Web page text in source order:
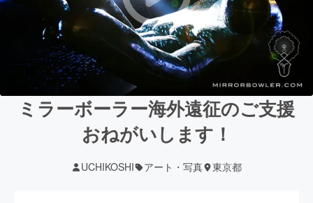
ミラーボーラー海外遠征のご支援
おねがいします！
UCHIKOSHI アート・写真 東京都